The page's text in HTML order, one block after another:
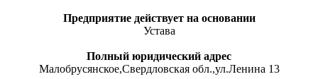
Предприятие действует на основании
Устава
Полный юридический адрес
Малобрусянское,Свердловская обл.,ул.Ленина 13